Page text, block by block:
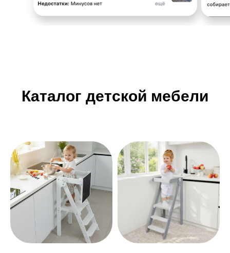
Каталог детской мебели